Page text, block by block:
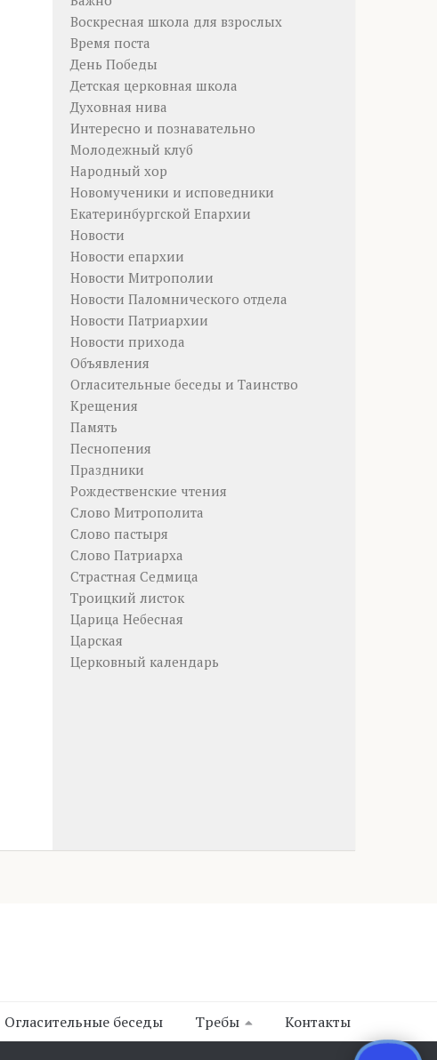
Воскресная школа для взрослых
Время поста
День Победы
Детская церковная школа
Духовная нива
Интересно и познавательно
Молодежный клуб
Народный хор
Новомученики и исповедники
Екатеринбургской Епархии
Новости
Новости епархии
Новости Митрополии
Новости Паломнического отдела
Новости Патриархии
Новости прихода
Объявления
Огласительные беседы и Таинство
Крещения
Память
Песнопения
Праздники
Рождественские чтения
Слово Митрополита
Слово пастыря
Слово Патриарха
Страстная Седмица
Троицкий листок
Царица Небесная
Царская
Церковный календарь
Огласительные беседы Требы Контакты